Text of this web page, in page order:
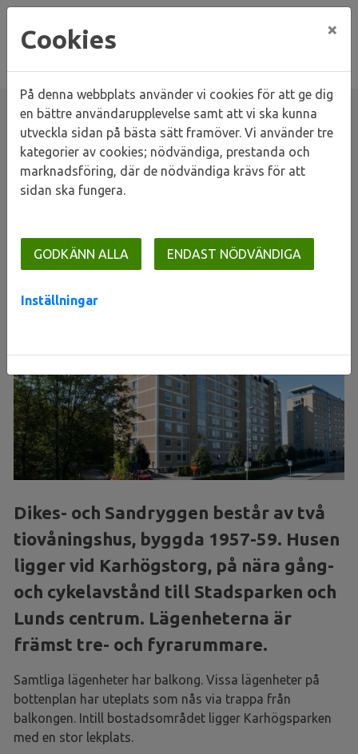
Hem Våra områden Lunds stad
Centrum
Dikes- och Sandryggen
Dikes- och Sandryggen består av två
tiovåningshus, byggda 1957-59. Husen
ligger vid Karhögstorg, på nära gång-
och cykelavstånd till Stadsparken och
Lunds centrum. Lägenheterna är
främst tre- och fyrarummare.
Samtliga lägenheter har balkong. Vissa lägenheter på
bottenplan har uteplats som nås via trappa från
balkongen. Intill bostadsområdet ligger Karhögsparken
med en stor lekplats.
Cookies ×
På denna webbplats använder vi cookies för att ge dig
en bättre användarupplevelse samt att vi ska kunna
utveckla sidan på bästa sätt framöver. Vi använder tre
kategorier av cookies; nödvändiga, prestanda och
marknadsföring, där de nödvändiga krävs för att
sidan ska fungera.
GODKÄNN ALLA ENDAST NÖDVÄNDIGA
Inställningar